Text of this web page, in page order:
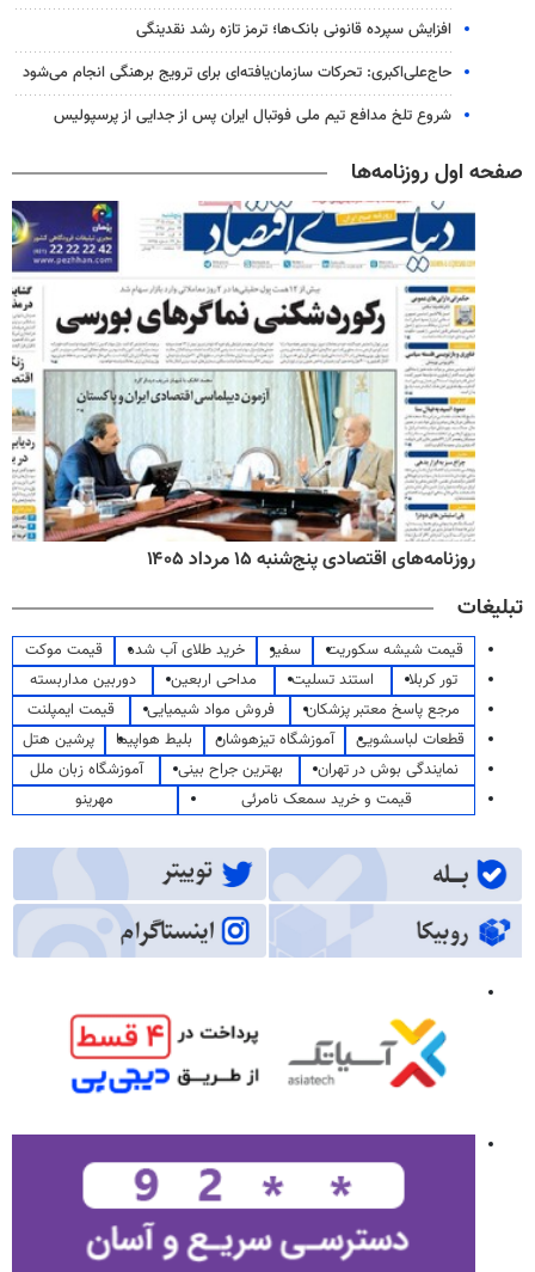
افزایش سپرده قانونی بانک‌ها؛ ترمز تازه رشد نقدینگی
حاج‌علی‌اکبری: تحرکات سازمان‌یافته‌ای برای ترویج برهنگی انجام می‌شود
شروع تلخ مدافع تیم ملی فوتبال ایران پس از جدایی از پرسپولیس
صفحه اول روزنامه‌ها
روزنامه‌های اقتصادی پنج‌شنبه ۱۵ مرداد ۱۴۰۵
تبلیغات
قیمت شیشه سکوریت سفیر خرید طلای آب شده
قیمت موکت
تور کربلا
استند تسلیت مداحی اربعین
دوربین مداربسته
مرجع پاسخ معتبر پزشکان
فروش مواد شیمیایی
قیمت ایمپلنت
قطعات لباسشویی
آموزشگاه تیزهوشان بلیط هواپیما
پرشین هتل
نمایندگی بوش در تهران
بهترین جراح بینی
آموزشگاه زبان ملل
قیمت و خرید سمعک نامرئی
مهرینو